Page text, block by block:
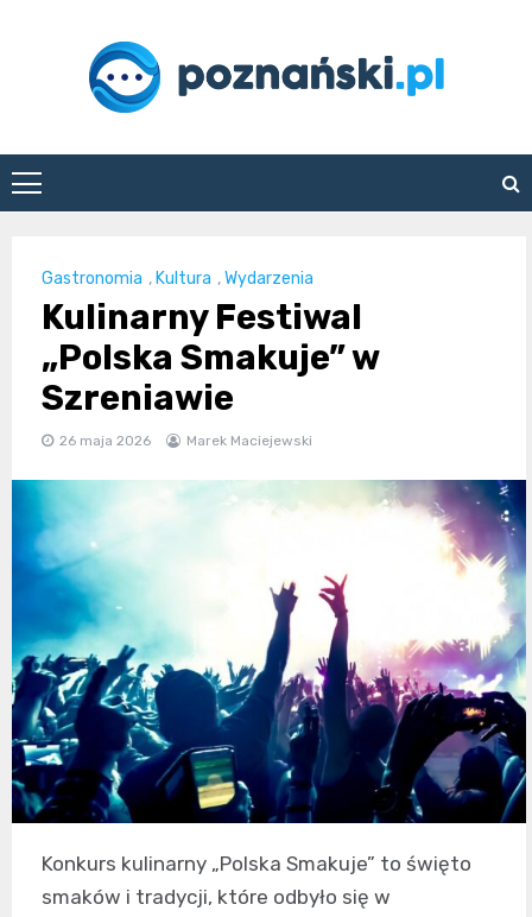
poznanski.pl
Gastronomia ,Kultura ,Wydarzenia
Kulinarny Festiwal
„Polska Smakuje” w
Szreniawie
26 maja 2026 Marek Maciejewski
Konkurs kulinarny „Polska Smakuje” to święto
smaków i tradycji, które odbyło się w